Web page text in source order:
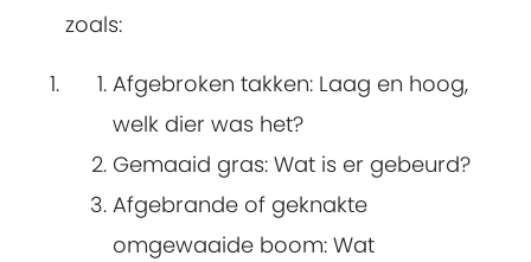
zoals:
Afgebroken takken: Laag en hoog,
welk dier was het?
Gemaaid gras: Wat is er gebeurd?
Afgebrande of geknakte
omgewaaide boom: Wat